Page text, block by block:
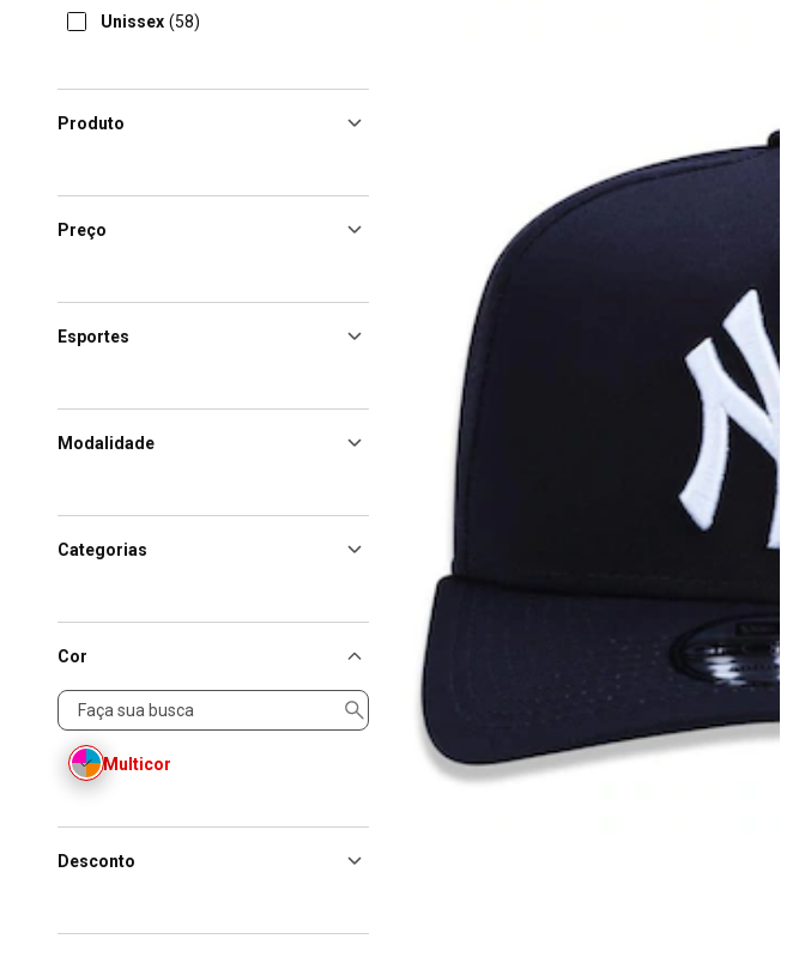
Unissex (58)
Produto
Preço
Esportes
Modalidade
Categorias
Cor
Cor
Multicor
Desconto